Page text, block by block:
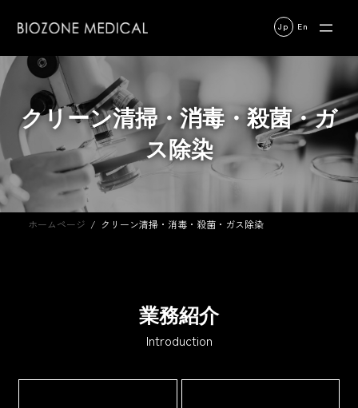
ン
ツ
キ
ッ
プ
ー
シ
に
移
動
Jp En
クリーン清掃・消毒・殺菌・ガ
ス除染
ホームページ クリーン清掃・消毒・殺菌・ガス除染
業務紹介
Introduction